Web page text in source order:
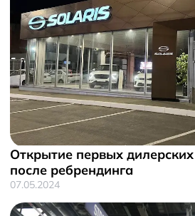
Открытие первых
после ребрендинга
07.05.2024